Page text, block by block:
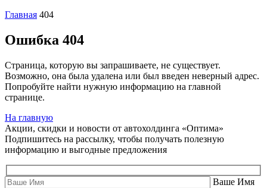
Главная 404
Ошибка 404
Страница, которую вы запрашиваете, не существует.
Возможно, она была удалена или был введен неверный адрес.
Попробуйте найти нужную информацию на главной
странице.
На главную
Акции, скидки и новости от автохолдинга «Оптима»
Подпишитесь на рассылку, чтобы получать полезную
информацию и выгодные предложения
Ваше Имя